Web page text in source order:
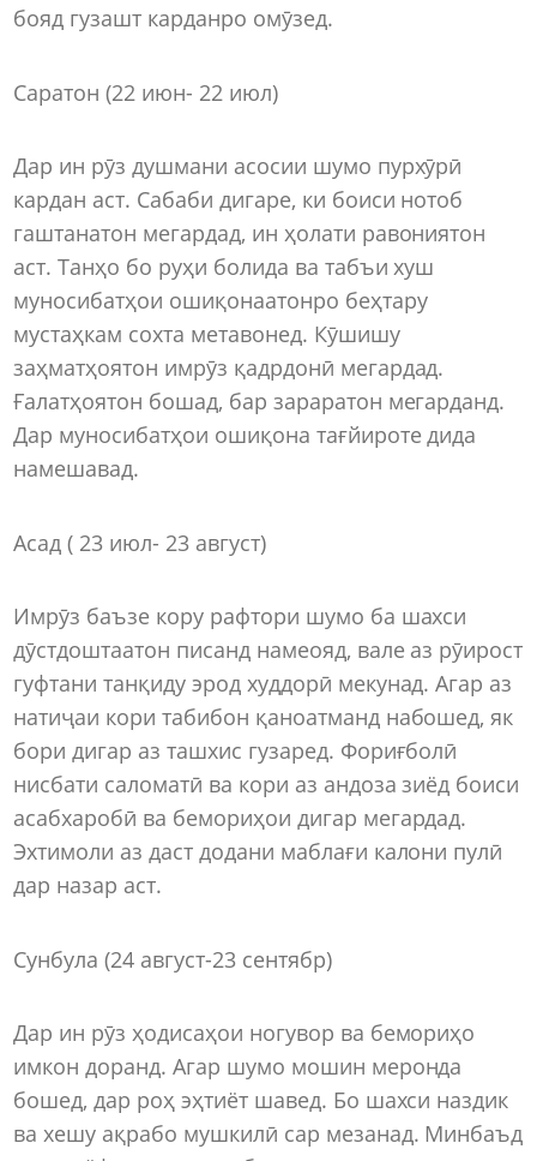
бояд гузашт карданро омӯзед.
Саратон (22 июн- 22 июл)
Дар ин рӯз душмани асосии шумо пурхӯрӣ
кардан аст. Сабаби дигаре, ки боиси нотоб
гаштанатон мегардад, ин ҳолати равониятон
аст. Танҳо бо руҳи болида ва табъи хуш
муносибатҳои ошиқонаатонро беҳтару
мустаҳкам сохта метавонед. Кӯшишу
заҳматҳоятон имрӯз қадрдонӣ мегардад.
Ғалатҳоятон бошад, бар зараратон мегарданд.
Дар муносибатҳои ошиқона тағйироте дида
намешавад.
Асад ( 23 июл- 23 август)
Имрӯз баъзе кору рафтори шумо ба шахси
дӯстдоштаатон писанд намеояд, вале аз рӯирост
гуфтани танқиду эрод худдорӣ мекунад. Агар аз
натиҷаи кори табибон қаноатманд набошед, як
бори дигар аз ташхис гузаред. Фориғболӣ
нисбати саломатӣ ва кори аз андоза зиёд боиси
асабхаробӣ ва бемориҳои дигар мегардад.
Эхтимоли аз даст додани маблағи калони пулӣ
дар назар аст.
Сунбула (24 август-23 сентябр)
Дар ин рӯз ҳодисаҳои ногувор ва бемориҳо
имкон доранд. Агар шумо мошин меронда
бошед, дар роҳ эҳтиёт шавед. Бо шахси наздик
ва хешу ақрабо мушкилӣ сар мезанад. Минбаъд